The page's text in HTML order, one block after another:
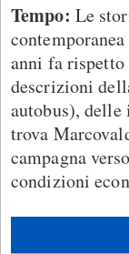
Tempo: Le
anni fa rispetto
descrizioni
autobus),
trova
campagna
condizioni